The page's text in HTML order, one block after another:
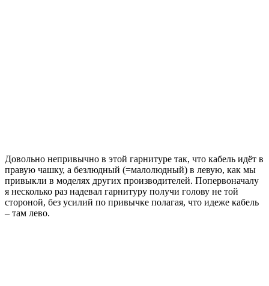
Довольно непривычно в этой гарнитуре так, что кабель идёт в
правую чашку, а безлюдный (=малолюдный) в левую, как мы
привыкли в моделях других производителей. Попервоначалу
я несколько раз надевал гарнитуру получи голову не той
стороной, без усилий по привычке полагая, что идеже кабель
– там лево.